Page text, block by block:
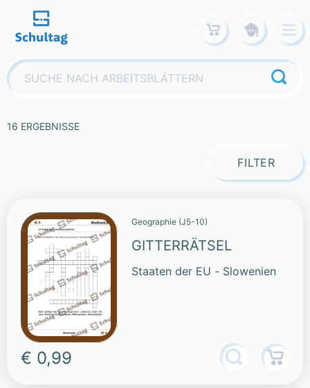
content
Suchen
nach:
16 ERGEBNISSE
FILTER
Geographie (J5-10)
GITTERRÄTSEL
Staaten der EU - Slowenien
€ 0,99